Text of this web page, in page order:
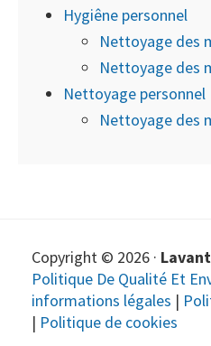
Hygiêne personnel
Nettoyage des
Nettoyage des
Nettoyage personnel
Nettoyage des
Copyright © 2026 ·
Politique De Qualité Et
informations légales |
| Politique de cookies